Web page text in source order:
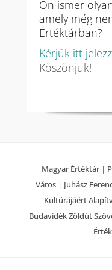
Ön ismer
amely még
Értéktárban?
Kérjük itt
Köszönjük!
Magyar Értéktár|
Város| Juhász
Kultúrájáért
Budavidék Zöldút